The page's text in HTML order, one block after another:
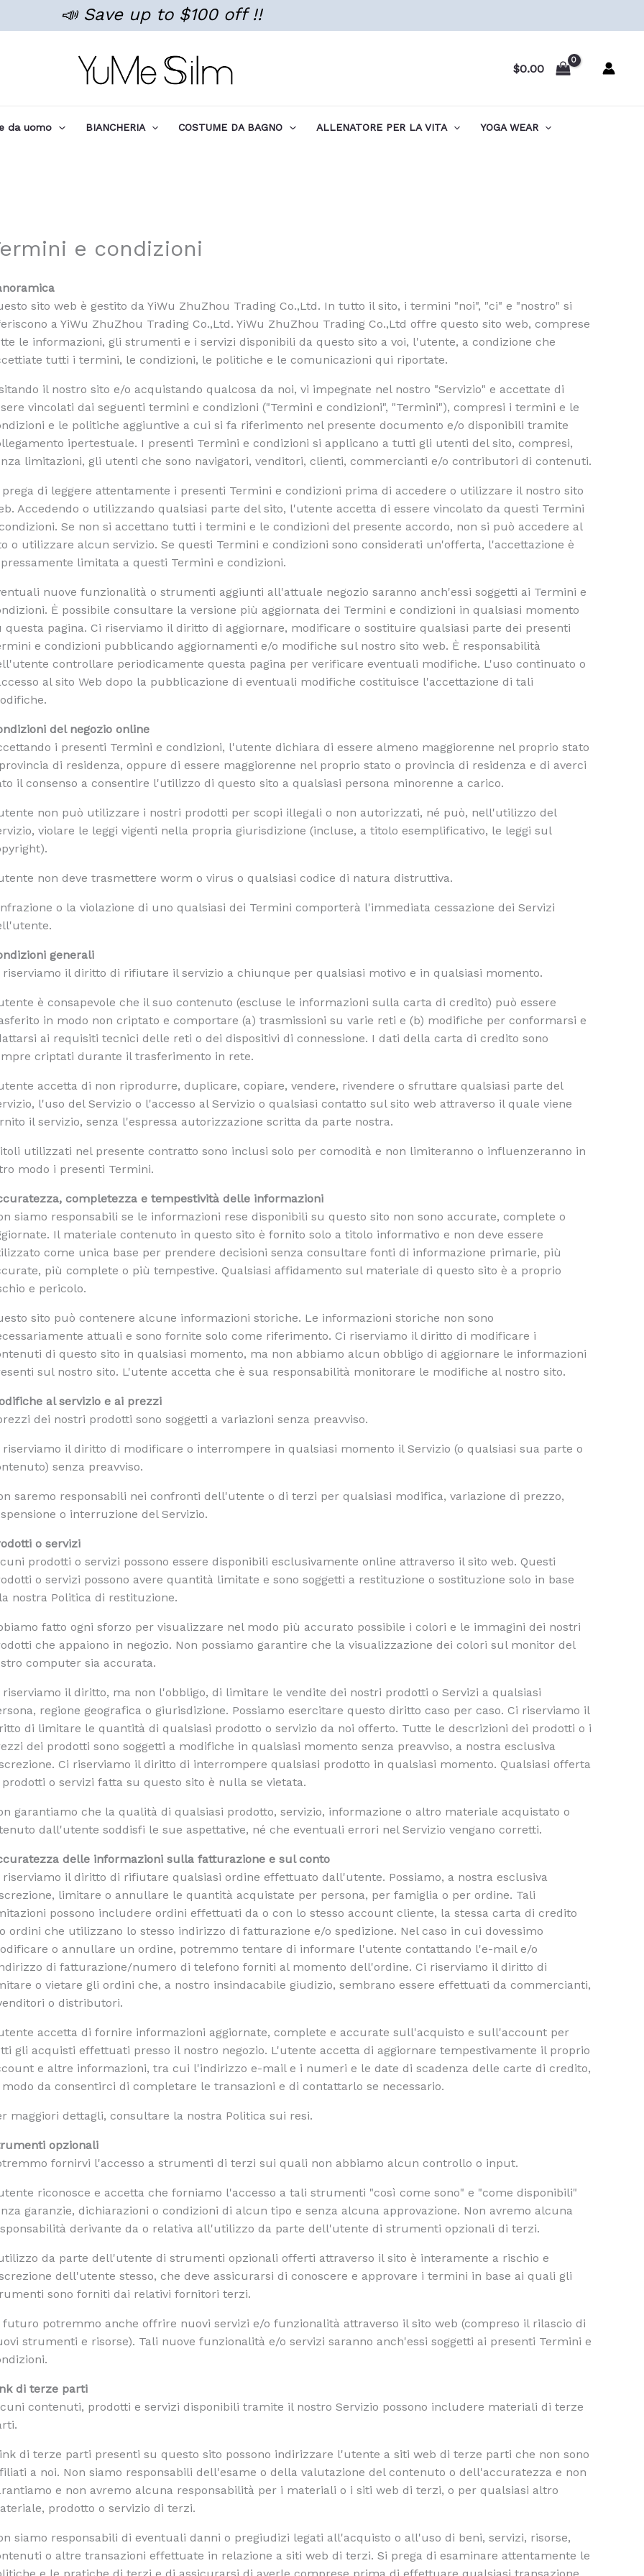
📣 Save up to $100 off !!
$0.00
da uomo BIANCHERIA COSTUME DA BAGNO ALLENATORE PER LA VITA YOGA WEAR
e condizioni
sito web è gestito da YiWu ZhuZhou Trading Co.,Ltd. In tutto il sito, i termini "noi", "ci" e "nostro" si
a YiWu ZhuZhou Trading Co.,Ltd. YiWu ZhuZhou Trading Co.,Ltd offre questo sito web, comprese
le informazioni, gli strumenti e i servizi disponibili da questo sito a voi, l'utente, a condizione che
tutti i termini, le condizioni, le politiche e le comunicazioni qui riportate.
il nostro sito e/o acquistando qualcosa da noi, vi impegnate nel nostro "Servizio" e accettate di
vincolati dai seguenti termini e condizioni ("Termini e condizioni", "Termini"), compresi i termini e le
e le politiche aggiuntive a cui si fa riferimento nel presente documento e/o disponibili tramite
ipertestuale. I presenti Termini e condizioni si applicano a tutti gli utenti del sito, compresi,
limitazioni, gli utenti che sono navigatori, venditori, clienti, commercianti e/o contributori di contenuti.
prega di leggere attentamente i presenti Termini e condizioni prima di accedere o utilizzare il nostro sito
Accedendo o utilizzando qualsiasi parte del sito, l'utente accetta di essere vincolato da questi Termini
Se non si accettano tutti i termini e le condizioni del presente accordo, non si può accedere al
o utilizzare alcun servizio. Se questi Termini e condizioni sono considerati un'offerta, l'accettazione è
limitata a questi Termini e condizioni.
nuove funzionalità o strumenti aggiunti all'attuale negozio saranno anch'essi soggetti ai Termini e
È possibile consultare la versione più aggiornata dei Termini e condizioni in qualsiasi momento
questa pagina. Ci riserviamo il diritto di aggiornare, modificare o sostituire qualsiasi parte dei presenti
e condizioni pubblicando aggiornamenti e/o modifiche sul nostro sito web. È responsabilità
controllare periodicamente questa pagina per verificare eventuali modifiche. L'uso continuato o
al sito Web dopo la pubblicazione di eventuali modifiche costituisce l'accettazione di tali
del negozio online
i presenti Termini e condizioni, l'utente dichiara di essere almeno maggiorenne nel proprio stato
di residenza, oppure di essere maggiorenne nel proprio stato o provincia di residenza e di averci
il consenso a consentire l'utilizzo di questo sito a qualsiasi persona minorenne a carico.
non può utilizzare i nostri prodotti per scopi illegali o non autorizzati, né può, nell'utilizzo del
violare le leggi vigenti nella propria giurisdizione (incluse, a titolo esemplificativo, le leggi sul
non deve trasmettere worm o virus o qualsiasi codice di natura distruttiva.
o la violazione di uno qualsiasi dei Termini comporterà l'immediata cessazione dei Servizi
generali
riserviamo il diritto di rifiutare il servizio a chiunque per qualsiasi motivo e in qualsiasi momento.
è consapevole che il suo contenuto (escluse le informazioni sulla carta di credito) può essere
in modo non criptato e comportare (a) trasmissioni su varie reti e (b) modifiche per conformarsi e
ai requisiti tecnici delle reti o dei dispositivi di connessione. I dati della carta di credito sono
criptati durante il trasferimento in rete.
accetta di non riprodurre, duplicare, copiare, vendere, rivendere o sfruttare qualsiasi parte del
l'uso del Servizio o l'accesso al Servizio o qualsiasi contatto sul sito web attraverso il quale viene
il servizio, senza l'espressa autorizzazione scritta da parte nostra.
utilizzati nel presente contratto sono inclusi solo per comodità e non limiteranno o influenzeranno in
modo i presenti Termini.
completezza e tempestività delle informazioni
siamo responsabili se le informazioni rese disponibili su questo sito non sono accurate, complete o
Il materiale contenuto in questo sito è fornito solo a titolo informativo e non deve essere
come unica base per prendere decisioni senza consultare fonti di informazione primarie, più
più complete o più tempestive. Qualsiasi affidamento sul materiale di questo sito è a proprio
e pericolo.
sito può contenere alcune informazioni storiche. Le informazioni storiche non sono
attuali e sono fornite solo come riferimento. Ci riserviamo il diritto di modificare i
di questo sito in qualsiasi momento, ma non abbiamo alcun obbligo di aggiornare le informazioni
sul nostro sito. L'utente accetta che è sua responsabilità monitorare le modifiche al nostro sito.
al servizio e ai prezzi
dei nostri prodotti sono soggetti a variazioni senza preavviso.
riserviamo il diritto di modificare o interrompere in qualsiasi momento il Servizio (o qualsiasi sua parte o
senza preavviso.
saremo responsabili nei confronti dell'utente o di terzi per qualsiasi modifica, variazione di prezzo,
o interruzione del Servizio.
o servizi
prodotti o servizi possono essere disponibili esclusivamente online attraverso il sito web. Questi
o servizi possono avere quantità limitate e sono soggetti a restituzione o sostituzione solo in base
nostra Politica di restituzione.
fatto ogni sforzo per visualizzare nel modo più accurato possibile i colori e le immagini dei nostri
che appaiono in negozio. Non possiamo garantire che la visualizzazione dei colori sul monitor del
computer sia accurata.
riserviamo il diritto, ma non l'obbligo, di limitare le vendite dei nostri prodotti o Servizi a qualsiasi
regione geografica o giurisdizione. Possiamo esercitare questo diritto caso per caso. Ci riserviamo il
di limitare le quantità di qualsiasi prodotto o servizio da noi offerto. Tutte le descrizioni dei prodotti o i
dei prodotti sono soggetti a modifiche in qualsiasi momento senza preavviso, a nostra esclusiva
Ci riserviamo il diritto di interrompere qualsiasi prodotto in qualsiasi momento. Qualsiasi offerta
prodotti o servizi fatta su questo sito è nulla se vietata.
garantiamo che la qualità di qualsiasi prodotto, servizio, informazione o altro materiale acquistato o
dall'utente soddisfi le sue aspettative, né che eventuali errori nel Servizio vengano corretti.
delle informazioni sulla fatturazione e sul conto
riserviamo il diritto di rifiutare qualsiasi ordine effettuato dall'utente. Possiamo, a nostra esclusiva
limitare o annullare le quantità acquistate per persona, per famiglia o per ordine. Tali
possono includere ordini effettuati da o con lo stesso account cliente, la stessa carta di credito
ordini che utilizzano lo stesso indirizzo di fatturazione e/o spedizione. Nel caso in cui dovessimo
o annullare un ordine, potremmo tentare di informare l'utente contattando l'e-mail e/o
di fatturazione/numero di telefono forniti al momento dell'ordine. Ci riserviamo il diritto di
o vietare gli ordini che, a nostro insindacabile giudizio, sembrano essere effettuati da commercianti,
o distributori.
accetta di fornire informazioni aggiornate, complete e accurate sull'acquisto e sull'account per
gli acquisti effettuati presso il nostro negozio. L'utente accetta di aggiornare tempestivamente il proprio
e altre informazioni, tra cui l'indirizzo e-mail e i numeri e le date di scadenza delle carte di credito,
modo da consentirci di completare le transazioni e di contattarlo se necessario.
maggiori dettagli, consultare la nostra Politica sui resi.
opzionali
fornirvi l'accesso a strumenti di terzi sui quali non abbiamo alcun controllo o input.
riconosce e accetta che forniamo l'accesso a tali strumenti "così come sono" e "come disponibili"
garanzie, dichiarazioni o condizioni di alcun tipo e senza alcuna approvazione. Non avremo alcuna
derivante da o relativa all'utilizzo da parte dell'utente di strumenti opzionali di terzi.
da parte dell'utente di strumenti opzionali offerti attraverso il sito è interamente a rischio e
dell'utente stesso, che deve assicurarsi di conoscere e approvare i termini in base ai quali gli
sono forniti dai relativi fornitori terzi.
futuro potremmo anche offrire nuovi servizi e/o funzionalità attraverso il sito web (compreso il rilascio di
strumenti e risorse). Tali nuove funzionalità e/o servizi saranno anch'essi soggetti ai presenti Termini e
di terze parti
contenuti, prodotti e servizi disponibili tramite il nostro Servizio possono includere materiali di terze
di terze parti presenti su questo sito possono indirizzare l'utente a siti web di terze parti che non sono
a noi. Non siamo responsabili dell'esame o della valutazione del contenuto o dell'accuratezza e non
e non avremo alcuna responsabilità per i materiali o i siti web di terzi, o per qualsiasi altro
prodotto o servizio di terzi.
siamo responsabili di eventuali danni o pregiudizi legati all'acquisto o all'uso di beni, servizi, risorse,
o altre transazioni effettuate in relazione a siti web di terzi. Si prega di esaminare attentamente le